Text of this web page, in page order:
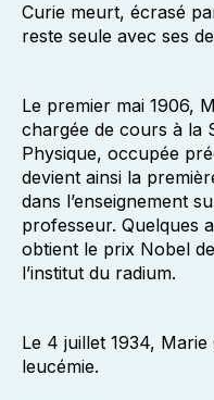
Curie meurt, écrasé
reste seule avec ses
Le premier mai 1906,
chargée de cours à la
Physique, occupée
devient ainsi la
dans l’enseignement
professeur. Quelques
obtient le prix Nobel
l’institut du radium.
Le 4 juillet 1934, Marie
leucémie.